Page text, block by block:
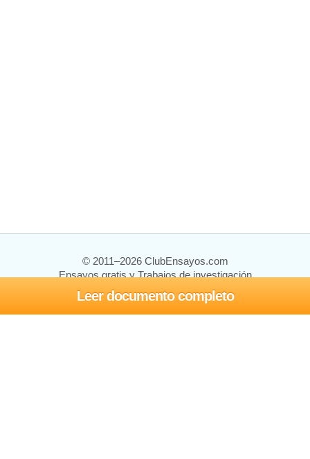
Leer documento completo
© 2011–2026 ClubEnsayos.com
Ensayos gratis y Trabajos de investigación